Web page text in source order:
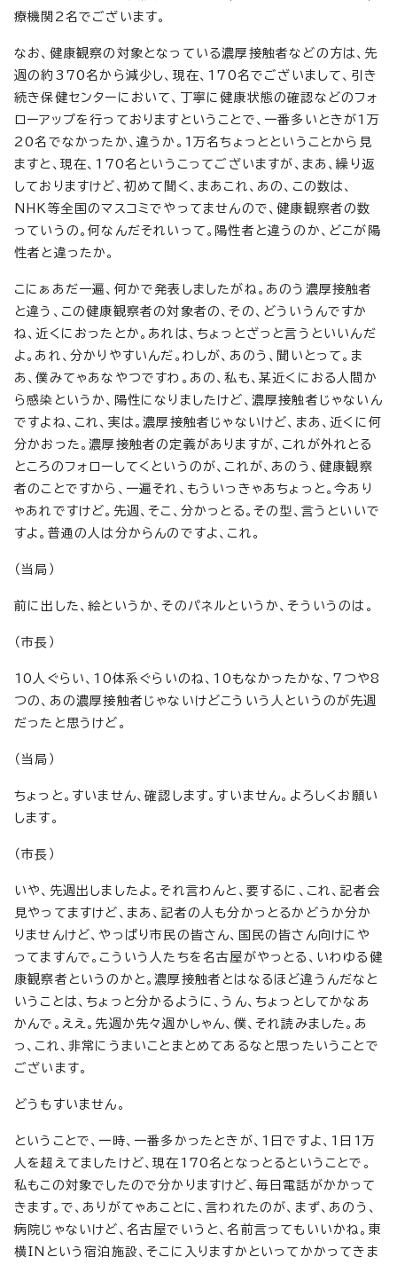
療機関2名でございます。
なお、健康観察の対象となっている濃厚接触者などの方は、先
週の約370名から減少し、現在、170名でございまして、引き
続き保健センターにおいて、丁寧に健康状態の確認などのフォ
ローアップを行っておりますということで、一番多いときが1万
20名でなかったか、違うか。1万名ちょっとということから見
ますと、現在、170名というこってございますが、まあ、繰り返
しておりますけど、初めて聞く、まあこれ、あの、この数は、
NHK等全国のマスコミでやってませんので、健康観察者の数
っていうの。何なんだそれいって。陽性者と違うのか、どこが陽
性者と違ったか。
こにぁあだ一遍、何かで発表しましたがね。あのう濃厚接触者
と違う、この健康観察者の対象者の、その、どういうんですか
ね、近くにおったとか。あれは、ちょっとざっと言うといいんだ
よ。あれ、分かりやすいんだ。わしが、あのう、聞いとって。ま
あ、僕みてゃあなやつですわ。あの、私も、某近くにおる人間か
ら感染というか、陽性になりましたけど、濃厚接触者じゃないん
ですよね、これ、実は。濃厚接触者じゃないけど、まあ、近くに何
分かおった。濃厚接触者の定義がありますが、これが外れとる
ところのフォローしてくというのが、これが、あのう、健康観察
者のことですから、一遍それ、もういっきゃあちょっと。今あり
ゃあれですけど。先週、そこ、分かっとる。その型、言うといいで
すよ。普通の人は分からんのですよ、これ。
（当局）
前に出した、絵というか、そのパネルというか、そういうのは。
（市長）
10人ぐらい、10体系ぐらいのね、10もなかったかな、7つや8
つの、あの濃厚接触者じゃないけどこういう人というのが先週
だったと思うけど。
（当局）
ちょっと。すいません、確認します。すいません。よろしくお願い
します。
（市長）
いや、先週出しましたよ。それ言わんと、要するに、これ、記者会
見やってますけど、まあ、記者の人も分かっとるかどうか分か
りませんけど、やっぱり市民の皆さん、国民の皆さん向けにや
ってますんで。こういう人たちを名古屋がやっとる、いわゆる健
康観察者というのかと。濃厚接触者とはなるほど違うんだなと
いうことは、ちょっと分かるように、うん、ちょっとしてかなあ
かんで。ええ。先週か先々週かしゃん、僕、それ読みました。あ
っ、これ、非常にうまいことまとめてあるなと思ったいうことで
ございます。
どうもすいません。
ということで、一時、一番多かったときが、1日ですよ、1日1万
人を超えてましたけど、現在170名となっとるということで。
私もこの対象でしたので分かりますけど、毎日電話がかかって
きます。で、ありがてゃあことに、言われたのが、まず、あのう、
病院じゃないけど、名古屋でいうと、名前言ってもいいかね。東
横INという宿泊施設、そこに入りますかといってかかってきま